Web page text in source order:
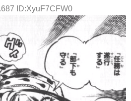
ID:XyuF7CFW0